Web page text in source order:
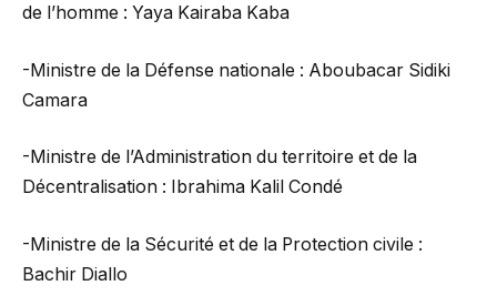
de l’homme : Yaya Kairaba Kaba
-Ministre de la Défense nationale : Aboubacar Sidiki
Camara
-Ministre de l’Administration du territoire et de la
Décentralisation : Ibrahima Kalil Condé
-Ministre de la Sécurité et de la Protection civile :
Bachir Diallo